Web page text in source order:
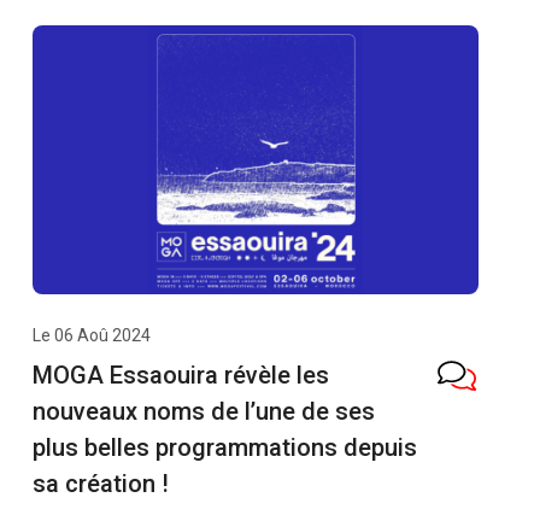
Le 06 Aoû 2024
MOGA Essaouira révèle les
nouveaux noms de l’une de ses
plus belles programmations depuis
sa création !